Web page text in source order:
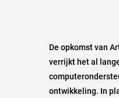
De opkomst van
verrijkt het al
ontwikkeling. In